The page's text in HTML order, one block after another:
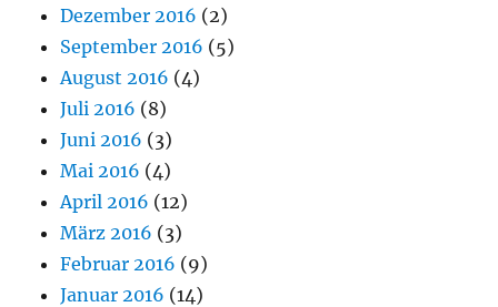
Dezember 2016 (2)
September 2016 (5)
August 2016 (4)
Juli 2016 (8)
Juni 2016 (3)
Mai 2016 (4)
April 2016 (12)
März 2016 (3)
Februar 2016 (9)
Januar 2016 (14)